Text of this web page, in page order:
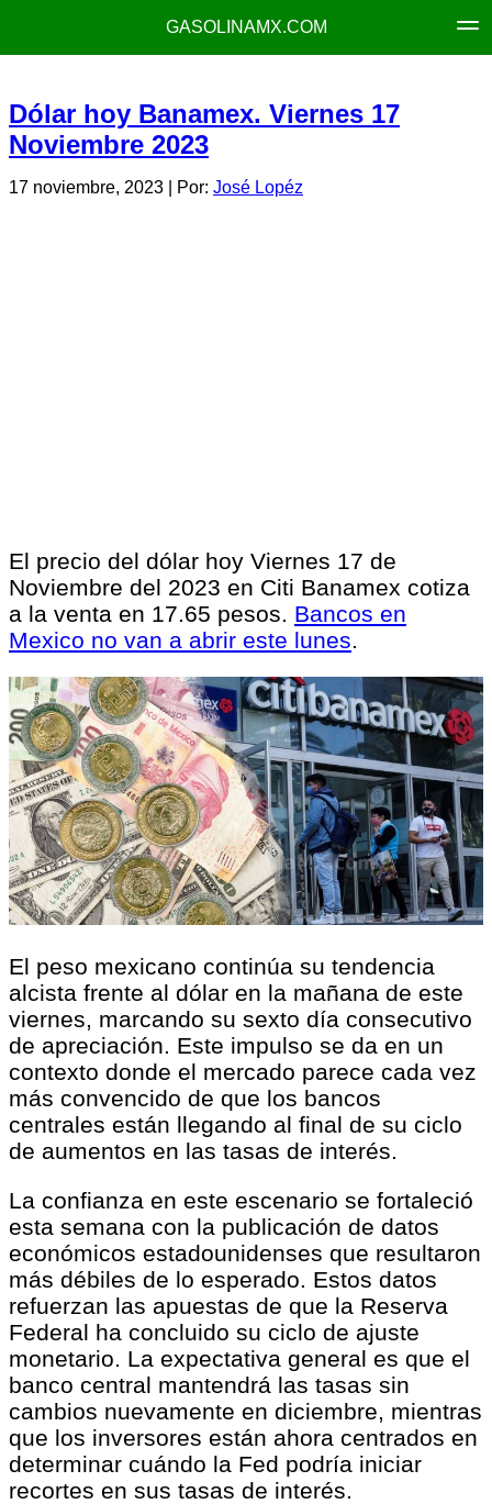
GASOLINAMX.COM
Dólar hoy Banamex. Viernes 17
Noviembre 2023
17 noviembre, 2023 | Por: José Lopéz
El precio del dólar hoy Viernes 17 de
Noviembre del 2023 en Citi Banamex cotiza
a la venta en 17.65 pesos. Bancos en
Mexico no van a abrir este lunes.
El peso mexicano continúa su tendencia
alcista frente al dólar en la mañana de este
viernes, marcando su sexto día consecutivo
de apreciación. Este impulso se da en un
contexto donde el mercado parece cada vez
más convencido de que los bancos
centrales están llegando al final de su ciclo
de aumentos en las tasas de interés.
La confianza en este escenario se fortaleció
esta semana con la publicación de datos
económicos estadounidenses que resultaron
más débiles de lo esperado. Estos datos
refuerzan las apuestas de que la Reserva
Federal ha concluido su ciclo de ajuste
monetario. La expectativa general es que el
banco central mantendrá las tasas sin
cambios nuevamente en diciembre, mientras
que los inversores están ahora centrados en
determinar cuándo la Fed podría iniciar
recortes en sus tasas de interés.